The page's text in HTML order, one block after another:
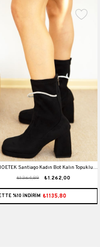
Santiago Kadın Bot Kalın Topuklu
Taşlı Siyah Süet
₺1.262,00
₺1.364,89
%10 İNDİRİM ₺1135,80